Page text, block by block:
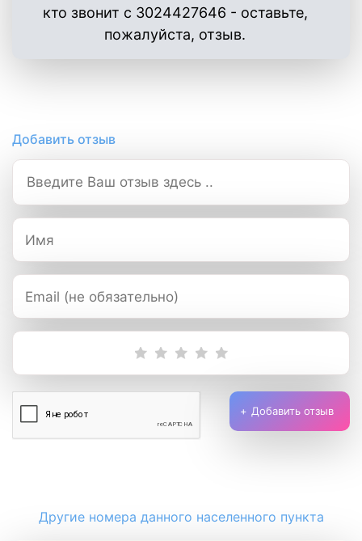
кто звонит с 3024427646 - оставьте,
пожалуйста, отзыв.
Добавить отзыв
Добавить отзыв
Другие номера данного населенного пункта